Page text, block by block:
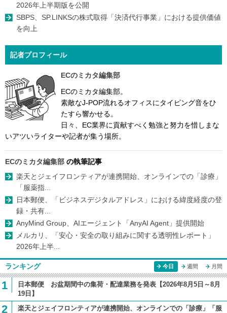
2026年上半期版を公開
SBPS、SP.LINKSの株式取得「決済代行事業」における提供価値
を向上
記者プロフィール
ECのミカタ編集部
ECのミカタ編集部。
素敵なJ-POP流れるオフィスにタイピング音をひ
たすら響かせる。
日々、EC業界に貢献すべく勉強と努力を惜しまな
いアツいライターや記者が集う場所。
ECのミカタ編集部 の執筆記事
楽天とジェイフロンティアが連携開始、オンラインでの「診療」
「服薬指...
日本郵便、「ビジネスデジタルアドレス」における緯度経度の登
録・共有...
AnyMind Group、AIエージェント「AnyAI Agent」提供開始
メルカリ、「安心・安全の取り組みに関する透明性レポート」
2026年上半...
ランキング 今日 週間 月間
1
日本郵便 お盆期間中の集荷・配達業務を発表【2026年8月5日～8月
19日】
2
楽天とジェイフロンティアが連携開始、オンラインでの「診療」「服